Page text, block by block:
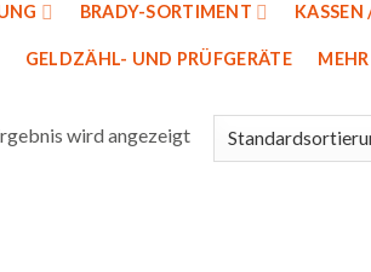
BRADY-SORTIMENT KASSEN
GELDZÄHL- UND PRÜFGERÄTE
wird angezeigt